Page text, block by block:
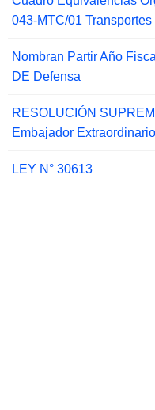
043-MTC/01
Nombran Partir Año
DE Defensa
RESOLUCIÓN
Embajador
LEY N° 30613